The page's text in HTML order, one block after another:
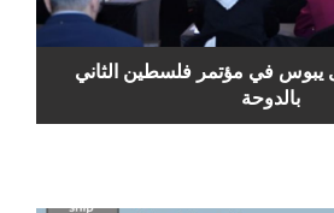
يبوس في مؤتمر فلسطين الثاني
بالدوحة